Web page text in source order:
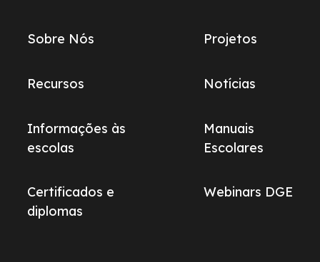
Links
Sobre Nós Projetos
Recursos Notícias
Informações às
escolas
Manuais
Escolares
Certificados e
diplomas
Webinars DGE